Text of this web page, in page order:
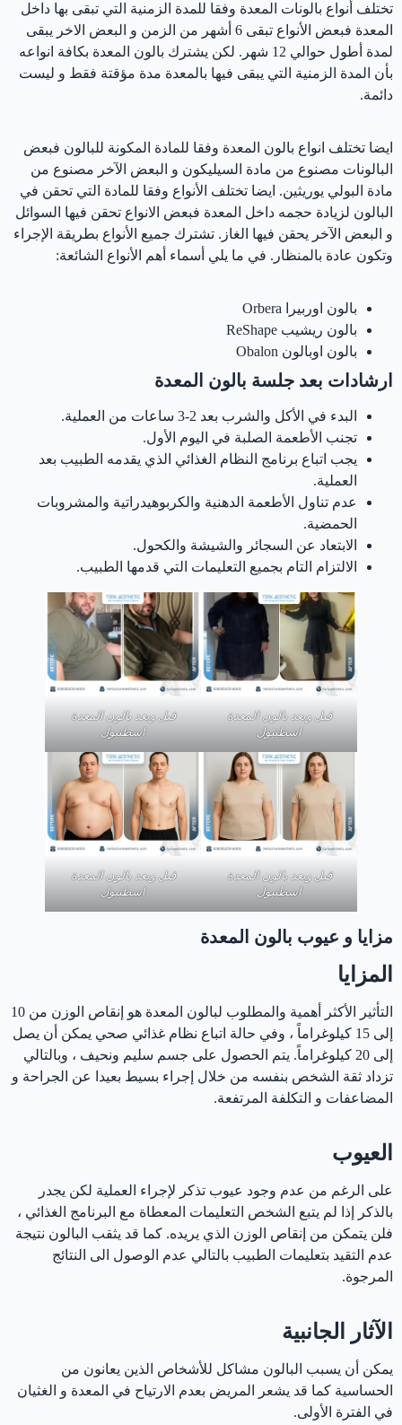
تختلف أنواع بالونات المعدة وفقا للمدة الزمنية التي تبقى بها داخل
المعدة فبعض الأنواع تبقى 6 أشهر من الزمن و البعض الاخر يبقى
لمدة أطول حوالي 12 شهر. لكن يشترك بالون المعدة بكافة انواعه
بأن المدة الزمنية التي يبقى فيها بالمعدة مدة مؤقتة فقط و ليست
دائمة.
ايضا تختلف انواع بالون المعدة وفقا للمادة المكونة للبالون فبعض
البالونات مصنوع من مادة السيليكون و البعض الآخر مصنوع من
مادة البولي يوريثين. ايضا تختلف الأنواع وفقا للمادة التي تحقن في
البالون لزيادة حجمه داخل المعدة فبعض الانواع تحقن فيها السوائل
و البعض الآخر يحقن فيها الغاز. تشترك جميع الأنواع بطريقة الإجراء
وتكون عادة بالمنظار. في ما يلي أسماء أهم الأنواع الشائعة:
بالون اوربيرا Orbera
بالون ريشيب ReShape
بالون اوبالون Obalon
ارشادات بعد جلسة بالون المعدة
البدء في الأكل والشرب بعد 2-3 ساعات من العملية.
تجنب الأطعمة الصلبة في اليوم الأول.
يجب اتباع برنامج النظام الغذائي الذي يقدمه الطبيب بعد
العملية.
عدم تناول الأطعمة الدهنية والكربوهيدراتية والمشروبات
الحمضية.
الابتعاد عن السجائر والشيشة والكحول.
الالتزام التام بجميع التعليمات التي قدمها الطبيب.
‏قبل وبعد بالون المعدة
اسطنبول
‏قبل وبعد بالون المعدة
اسطنبول
‏قبل وبعد بالون المعدة
اسطنبول
‏قبل وبعد بالون المعدة
اسطنبول
مزايا و عيوب بالون المعدة
المزايا
التأثير الأكثر أهمية والمطلوب لبالون المعدة هو إنقاص الوزن من 10
إلى 15 كيلوغراماً ، وفي حالة اتباع نظام غذائي صحي يمكن أن يصل
إلى 20 كيلوغراماً. يتم الحصول على جسم سليم ونحيف ، وبالتالي
تزداد ثقة الشخص بنفسه من خلال إجراء بسيط بعيدا عن الجراحة و
المضاعفات و التكلفة المرتفعة.
العيوب
على الرغم من عدم وجود عيوب تذكر لإجراء العملية لكن يجدر
بالذكر إذا لم يتبع الشخص التعليمات المعطاة مع البرنامج الغذائي ،
فلن يتمكن من إنقاص الوزن الذي يريده. كما قد يثقب البالون نتيجة
عدم التقيد بتعليمات الطبيب بالتالي عدم الوصول الى النتائج
المرجوة.
الآثار الجانبية
يمكن أن يسبب البالون مشاكل للأشخاص الذين يعانون من
الحساسية كما قد يشعر المريض بعدم الارتياح في المعدة و الغثيان
في الفترة الأولى.